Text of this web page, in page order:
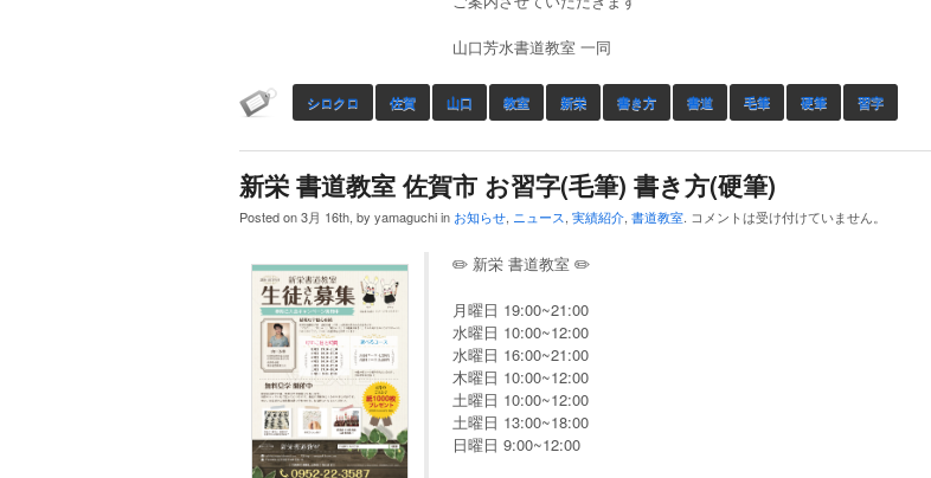
山口芳水書道教室 一同
シロクロ 佐賀 山口 教室 新栄 書き方 書道 毛筆 硬筆 習字
新栄 書道教室 佐賀市 お習字(毛筆) 書き方(硬筆)
Posted on 3月 16th, by yamaguchi in お知らせ, ニュース, 実績紹介, 書道教室. コメントは受け付けていません。
✏️ 新栄 書道教室 ✏️
月曜日 19:00~21:00
水曜日 10:00~12:00
水曜日 16:00~21:00
木曜日 10:00~12:00
土曜日 10:00~12:00
土曜日 13:00~18:00
日曜日 9:00~12:00